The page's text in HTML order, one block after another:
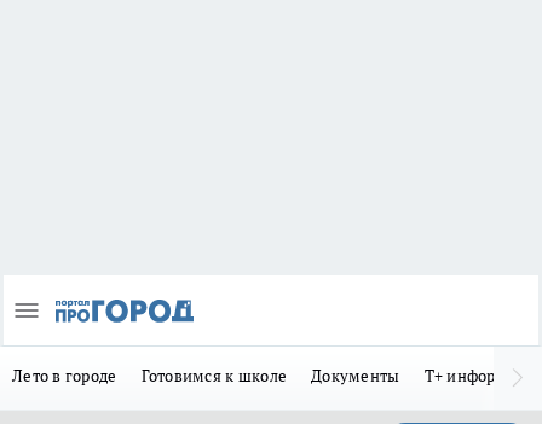
Лето в городе Готовимся к школе Документы Т+